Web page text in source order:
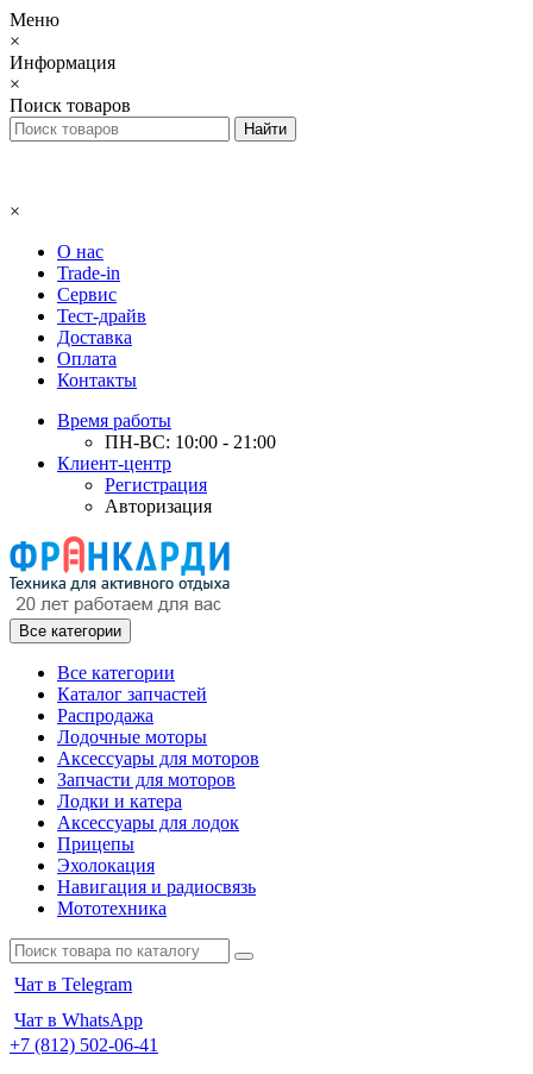
Меню
×
Информация
×
Поиск товаров
×
О нас
Trade-in
Сервис
Тест-драйв
Доставка
Оплата
Контакты
Время работы
ПН-ВС: 10:00 - 21:00
Клиент-центр
Регистрация
Авторизация
Все категории
Все категории
Каталог запчастей
Распродажа
Лодочные моторы
Аксессуары для моторов
Запчасти для моторов
Лодки и катера
Аксессуары для лодок
Прицепы
Эхолокация
Навигация и радиосвязь
Мототехника
Чат в Telegram
Чат в WhatsApp
+7 (812) 502-06-41